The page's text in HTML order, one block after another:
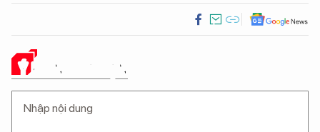
Ý KIẾN CỦA BẠN